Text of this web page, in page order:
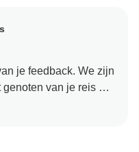
je feedback. We zijn
van je reis met